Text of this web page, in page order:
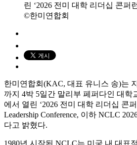
린 ‘2026 전미 대학 리더십 콘퍼
©한미연합회
한미연합회(KAC, 대표 유니스 송)는
까지 4박 5일간 말리부 페퍼다인 대학
에서 열린 ‘2026 전미 대학 리더십 콘
Leadership Conference, 이하 NCLC
다고 밝혔다.
1980년 시작된 NCLC는 미국 내 대표